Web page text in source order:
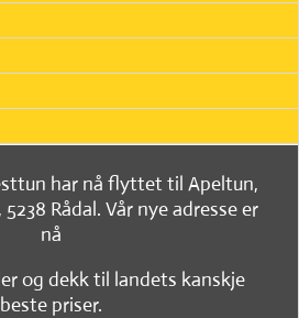
har nå flyttet til Apeltun,
Rådal. Vår nye adresse er
nå
og dekk til landets kanskje
beste priser.